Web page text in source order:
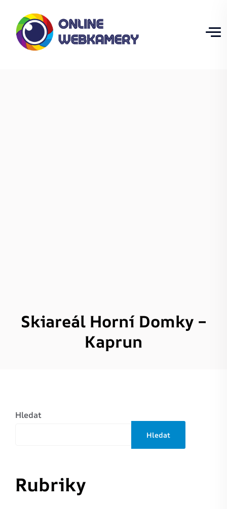
Skiareál Horní Domky –
Kaprun
Hledat
Hledat
Rubriky